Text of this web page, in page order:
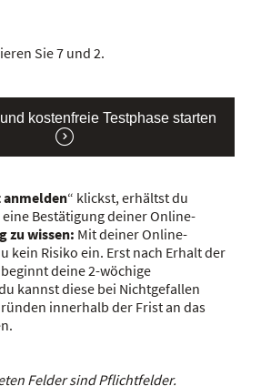
Sie 7 und 2.
kostenfreie Testphase starten
anmelden“ klickst, erhältst du
Bestätigung deiner Online-
zu wissen: Mit deiner Online-
kein Risiko ein. Erst nach Erhalt der
deine 2-wöchige
kannst diese bei Nichtgefallen
innerhalb der Frist an das
Felder sind Pflichtfelder.